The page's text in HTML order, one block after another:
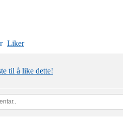
Liker
til å like dette!